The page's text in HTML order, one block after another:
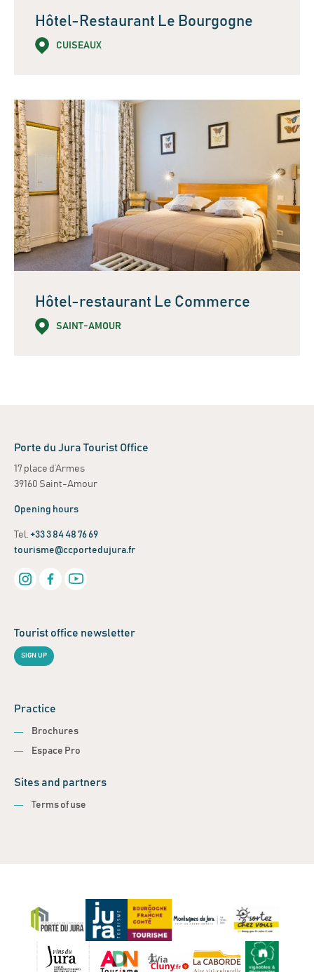
Hôtel-Restaurant Le Bourgogne
CUISEAUX
Hôtel-restaurant Le Commerce
SAINT-AMOUR
Porte du Jura Tourist Office
17 place d’Armes
39160 Saint-Amour
Opening hours
Tel. +33 3 84 48 76 69
tourisme@ccportedujura.fr
Tourist office newsletter
SIGN UP
Practice
Brochures
Espace Pro
Sites and partners
Terms of use